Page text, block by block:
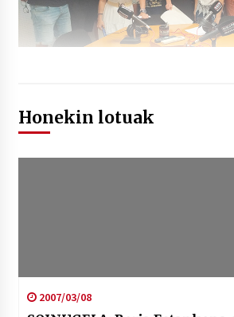
Honekin lotuak
2007/03/08